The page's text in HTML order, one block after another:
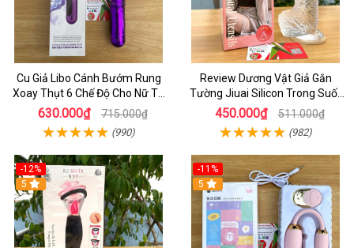
Cu Giả Libo Cánh Bướm Rung
Xoay Thụt 6 Chế Độ Cho Nữ Tự
Sướng
630.000₫ 715.000₫
(990)
Review Dương Vật Giả Gắn
Tường Jiuai Silicon Trong Suốt
Có Đáng Mua
450.000₫ 511.000₫
(982)
-12%
5
-11%
5